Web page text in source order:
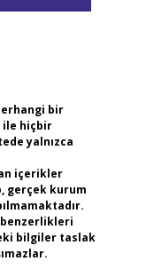
bir
ile hiçbir
yalnızca
içerikler
gerçek kurum
bilgiler taslak